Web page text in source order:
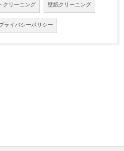
クリーニング 壁紙クリーニング
ライバシーポリシー